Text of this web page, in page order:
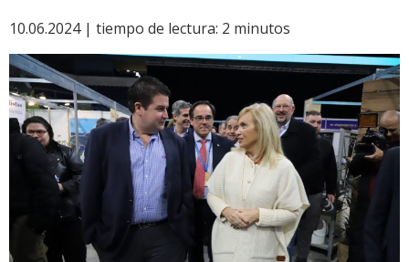
10.06.2024 | tiempo de lectura: 2 minutos